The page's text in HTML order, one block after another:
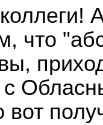
что
с
вот